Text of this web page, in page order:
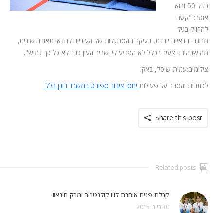
בגיל 50 והוא
אומר: "קשה
להחזיק בגיל
מבוגר. הראייה יורדת, בעיקר ההסתגלות של העיניים לתנאי תאורה שונים,
מה שבהיותי צעיר בכלל לא הפריע לי. שריר העין כבר לא כל כך גמיש".
צילומים:עמית שיסל, באקו
לכתבות והסבר על פעילות יחסי ציבור ספורט במשרד רונן הלל
Share this post
Related posts
קבלת פנים אוהבת לזיו קולנטרוב ומרק חינאווי
30 ביוני 2015